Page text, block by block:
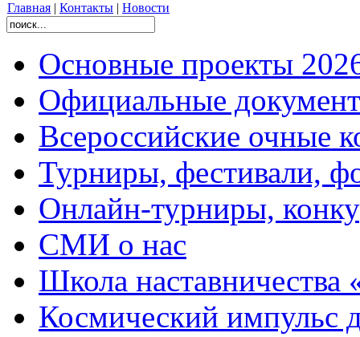
Главная | Контакты | Новости
Основные проекты
Официальные
Всероссийские очные
Турниры, фестивали,
Онлайн-турниры,
СМИ о нас
Школа
Космический импульс